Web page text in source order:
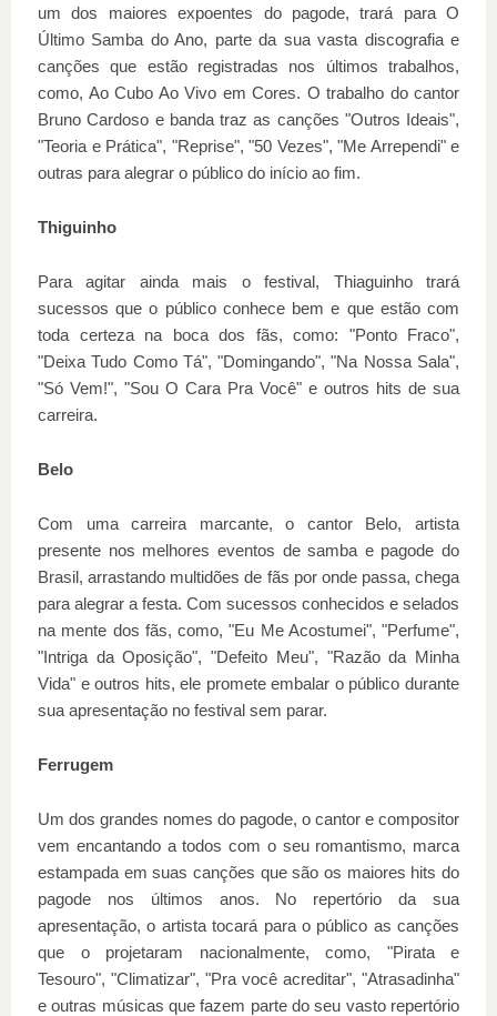
um dos maiores expoentes do pagode, trará para O
Último Samba do Ano, parte da sua vasta discografia e
canções que estão registradas nos últimos trabalhos,
como, Ao Cubo Ao Vivo em Cores. O trabalho do cantor
Bruno Cardoso e banda traz as canções "Outros Ideais",
"Teoria e Prática", "Reprise", "50 Vezes", "Me Arrependi" e
outras para alegrar o público do início ao fim.
Thiguinho
Para agitar ainda mais o festival, Thiaguinho trará
sucessos que o público conhece bem e que estão com
toda certeza na boca dos fãs, como: "Ponto Fraco",
"Deixa Tudo Como Tá", "Domingando", "Na Nossa Sala",
"Só Vem!", "Sou O Cara Pra Você" e outros hits de sua
carreira.
Belo
Com uma carreira marcante, o cantor Belo, artista
presente nos melhores eventos de samba e pagode do
Brasil, arrastando multidões de fãs por onde passa, chega
para alegrar a festa. Com sucessos conhecidos e selados
na mente dos fãs, como, "Eu Me Acostumei", "Perfume",
"Intriga da Oposição", "Defeito Meu", "Razão da Minha
Vida" e outros hits, ele promete embalar o público durante
sua apresentação no festival sem parar.
Ferrugem
Um dos grandes nomes do pagode, o cantor e compositor
vem encantando a todos com o seu romantismo, marca
estampada em suas canções que são os maiores hits do
pagode nos últimos anos. No repertório da sua
apresentação, o artista tocará para o público as canções
que o projetaram nacionalmente, como, "Pirata e
Tesouro", "Climatizar", "Pra você acreditar", "Atrasadinha"
e outras músicas que fazem parte do seu vasto repertório